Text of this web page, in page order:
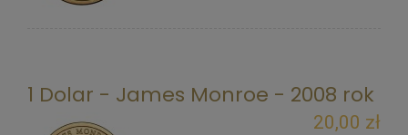
1 Dolar - James Monroe - 2008 rok
20,00 zł